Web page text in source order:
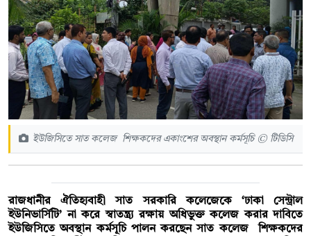
ইউজিসিতে সাত কলেজ শিক্ষকদের একাংশের অবস্থান কর্মসূচি © টিডিসি
রাজধানীর ঐতিহ্যবাহী সাত সরকারি কলেজেকে ‘ঢাকা সেন্ট্রাল
ইউনিভার্সিটি’ না করে স্বাতন্ত্র্য রক্ষায় অধিভুক্ত কলেজ করার দাবিতে
ইউজিসিতে অবস্থান কর্মসূচি পালন করছেন সাত কলেজ শিক্ষকদের